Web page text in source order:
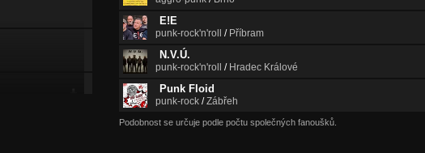
E!E
punk-rock'n'roll / Příbram
N.V.Ú.
punk-rock'n'roll / Hradec Králové
Punk Floid
punk-rock /Zábřeh
Podobnost se určuje podle počtu společných fanoušků.